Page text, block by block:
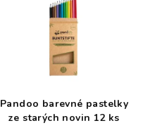
Pandoo barevné pastelky
ze starých novin 12 ks